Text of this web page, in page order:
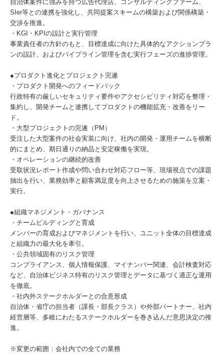
自治体案件に強みを持つ広告代理店、コンサルティングファーム、
SIer等との連携を強化し、共同提案スキームの構築および関係構築・
交渉を推進。
・KGI・KPIの設計と実行管理
事業責任者の方針のもと、目標達成に向けた具体的なアクションプラ
ンの設計、およびパイプライン管理を含む実行フェーズの進捗管理。
●プロダクト進化とプロジェクト完遂
・プロダクト開発へのフィードバック
行政特有の厳しいセキュリティ要件やアクセシビリティ対応を整理・
集約し、開発チームと連携してプロダクトの機能拡充・改善をリー
ド。
・大型プロジェクトの完遂（PM）
受注した大型案件の社会実装に向け、社内の開発・運用チームを横断
的にまとめ、期日通りの納品と安定稼働を実現。
・オペレーションの継続的改善
受取状況レポート作成や問い合わせ対応フロー等、現場視点での課題
抽出を行い、業務効率と顧客満足度を向上させるための施策を立案・
実行。
●組織マネジメント・ガバナンス
・チームビルディングと育成
メンバーの育成およびマネジメントを行い、ユニット全体の目標達成
と組織力の最大化を牽引。
・公共領域固有のリスク管理
コンプライアンス、個人情報保護、マイナンバー関連、会計検査対応
など、自治体ビジネス特有のリスク管理とデータに基づく適正な運用
を徹底。
・社内外ステークホルダーとの合意形成
自治体・省庁の担当者（課長・部長クラス）や外部パートナー、社内
経営層等、多岐にわたるステークホルダーを巻き込んだ意思決定の推
進。
※変更の範囲：会社内での全ての業務